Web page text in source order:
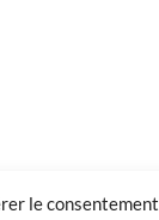
le consentement